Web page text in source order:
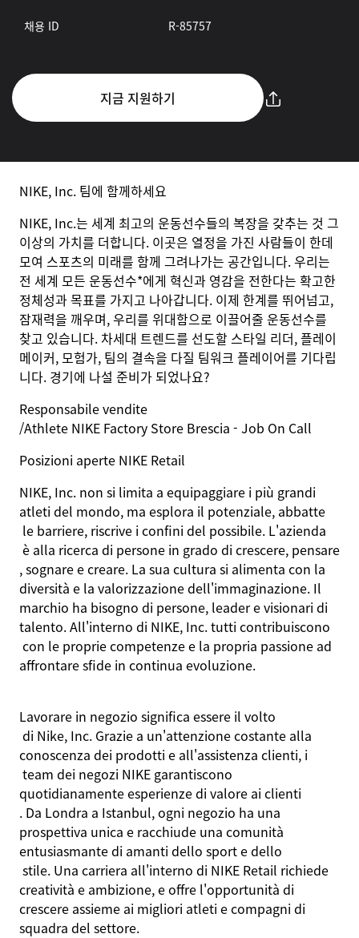
채용 ID R-85757
지금 지원하기
NIKE, Inc. 팀에 함께하세요
NIKE, Inc.는 세계 최고의 운동선수들의 복장을 갖추는 것 그
이상의 가치를 더합니다. 이곳은 열정을 가진 사람들이 한데
모여 스포츠의 미래를 함께 그려나가는 공간입니다. 우리는
전 세계 모든 운동선수*에게 혁신과 영감을 전한다는 확고한
정체성과 목표를 가지고 나아갑니다. 이제 한계를 뛰어넘고,
잠재력을 깨우며, 우리를 위대함으로 이끌어줄 운동선수를
찾고 있습니다. 차세대 트렌드를 선도할 스타일 리더, 플레이
메이커, 모험가, 팀의 결속을 다질 팀워크 플레이어를 기다립
니다. 경기에 나설 준비가 되었나요?
Responsabilevendite
/Athlete NIKE Factory Store Brescia - Job On Call
Posizioni aperte NIKE Retail
NIKE, Inc. non si limita a equipaggiare i più grandi
atleti del mondo, ma esplora il potenziale, abbatte
le barriere, riscrive i confini del possibile. L'azienda
è alla ricerca di persone in grado di crescere, pensare
,sognareecreare. La sua cultura si alimenta con la
diversità e la valorizzazionedell'immaginazione. Il
marchio ha bisogno di persone, leader evisionari di
talento.All'interno di NIKE, Inc. tutti contribuiscono
con le propriecompetenzee la propria passione ad
affrontaresfide in continua evoluzione.
Lavorare in negozio significa essere il volto
di Nike, Inc. Grazie a un'attenzionecostante alla
conoscenza dei prodotti e all'assistenza clienti, i
team dei negozi NIKE garantiscono
quotidianamenteesperienzedi valore ai clienti
. Da Londra a Istanbul, ogni negozio ha una
prospettiva unica e racchiude una comunità
entusiasmantedi amanti dello sport edello
stile. Una carriera all'interno di NIKE Retail richiede
creatività e ambizione, eoffre l'opportunità di
crescere assieme ai migliori atleti ecompagni di
squadra del settore.